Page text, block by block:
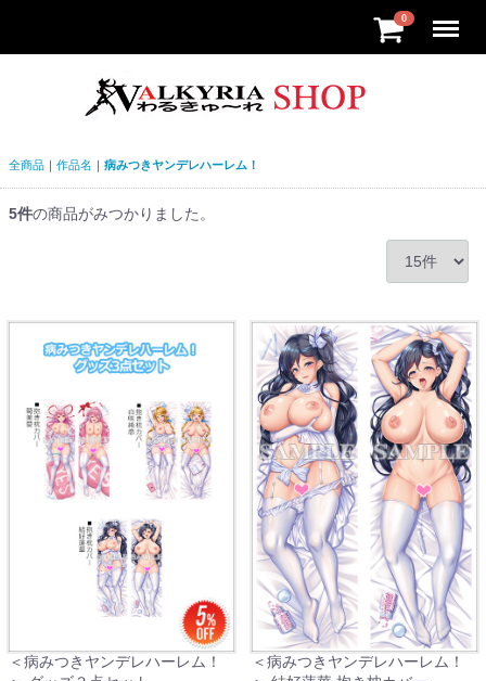
0
全商品 作品名 病みつきヤンデレハーレム！
5件の商品がみつかりました。
＜病みつきヤンデレハーレム！
＜病みつきヤンデレハーレム！